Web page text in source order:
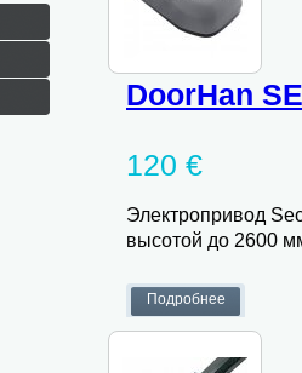
DoorHan
120 €
Электропривод
высотой до 2600